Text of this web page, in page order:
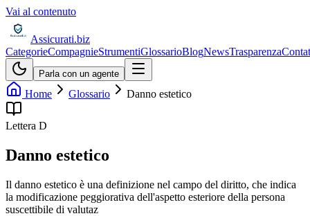
Vai al contenuto
Assicurati.biz
CategorieCompagnieStrumentiGlossarioBlogNewsTrasparenza
Parla con un agente
Home Glossario Danno estetico
Lettera D
Danno estetico
Il danno estetico è una definizione nel campo del diritto, che indica
la modificazione peggiorativa dell'aspetto esteriore della persona
suscettibile di valutaz